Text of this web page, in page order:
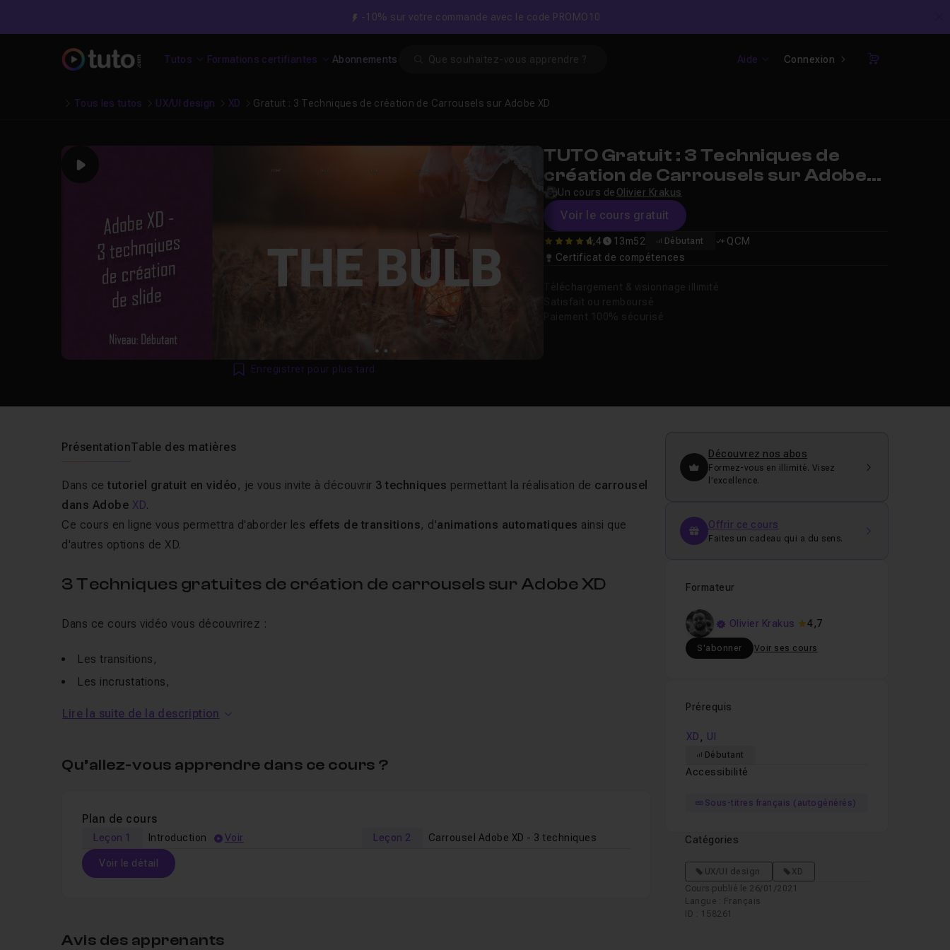
-10% sur votre commande avec le code PROMO10
Tutos Formations certifiantes Abonnements Aide Connexion
Panier
Tous les tutos UX/UI design XD Gratuit : 3 Techniques de création de Carrousels sur Adobe XD
Play
Enregistrer pour plus tard
TUTO Gratuit : 3 Techniques de
création de Carrousels sur Adobe
XDUn cours de Olivier Krakus
Voir le cours gratuit
4.4 4,4 13m52 Débutant
QCM
Certificat de compétences
PrésentationTable des matières
Dans cetutoriel gratuit en vidéo , je vous invite à découvrir 3 techniques permettant la réalisation de carrousel
dans Adobe XD.
Ce cours en ligne vous permettra d'aborder les effets de transitions, d'animations automatiques ainsi que
d'autres options de XD.
3 Techniques gratuites de création de carrousels sur Adobe XD
Dans ce cours vidéo vous découvrirez :
Les transitions,
Les incrustations,
Pour plus de tutoriels Adobe XD, découvrez la
Lire la suite de la description
Qu’allez-vous apprendre dans ce cours ?
Plan de cours
Leçon 1 Introduction Voir Leçon 2 Carrousel Adobe XD - 3 techniques
Voir le détail
Avis des apprenants
Découvrez nos abos
Formez-vous en illimité. Visez
l’excellence.
Offrir ce cours
Faites un cadeau qui a du sens.
Formateur
Olivier Krakus 4,7
S'abonner Voir ses cours
Prérequis
XD , UI
Débutant
Accessibilité
Sous-titres français (autogénérés)
Catégories
UX/UI design
XD
Cours publié le 26/01/2021
Langue : Français
ID : 158261